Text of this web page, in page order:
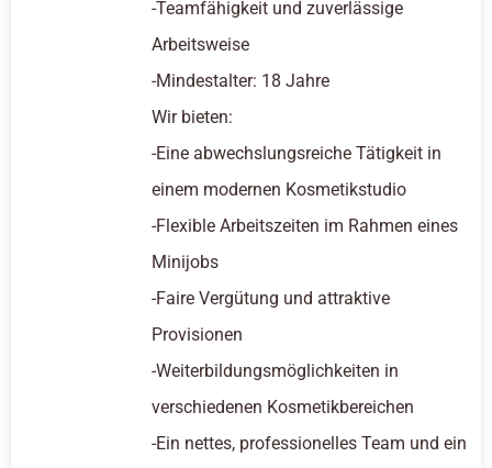
-Teamfähigkeit und zuverlässige
Arbeitsweise
-Mindestalter: 18 Jahre
Wir bieten:
-Eine abwechslungsreiche Tätigkeit in
einem modernen Kosmetikstudio
-Flexible Arbeitszeiten im Rahmen eines
Minijobs
-Faire Vergütung und attraktive
Provisionen
-Weiterbildungsmöglichkeiten in
verschiedenen Kosmetikbereichen
-Ein nettes, professionelles Team und ein